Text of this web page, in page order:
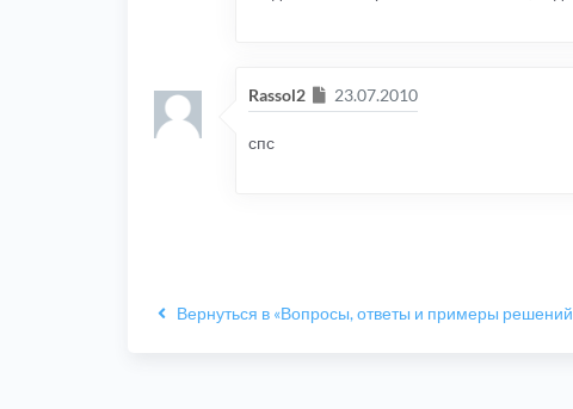
Rassol2 Сообщение
23.07.2010
спс
Вернуться в «Вопросы, ответы и примеры